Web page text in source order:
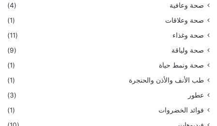
صحة وعافية
(4)
صحة وعلاقات
(1)
صحة وغذاء
(11)
صحة ولياقة
(9)
صحة ونمط حياة
(1)
طب الأنف والأذن والحنجرة
(1)
عطور
(3)
فوائد الخضروات
(1)